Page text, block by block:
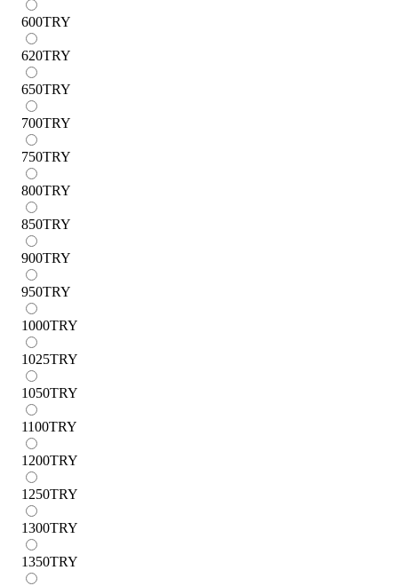
600TRY
620TRY
650TRY
700TRY
750TRY
800TRY
850TRY
900TRY
950TRY
1000TRY
1025TRY
1050TRY
1100TRY
1200TRY
1250TRY
1300TRY
1350TRY